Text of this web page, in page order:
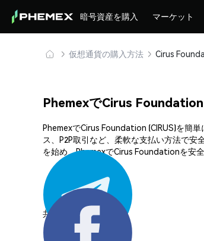
暗号資産を購入 マーケット
仮想通貨の購入方法
PhemexでCirus
PhemexでCirus Foundation (CIRUS)を簡
ス、P2P取引など、柔軟な支払い方法で
を始め、PhemexでCirus Foundationを安
共有する: